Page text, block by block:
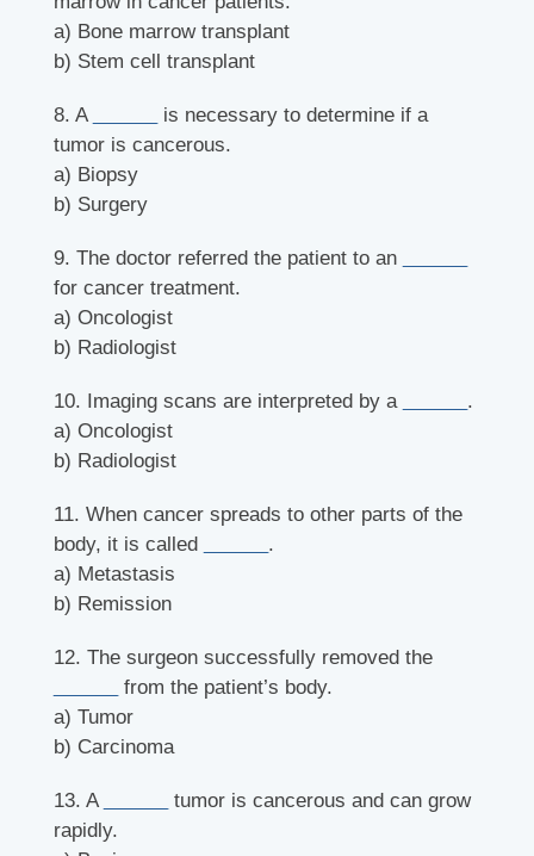
a) Bone marrow transplant
b) Stem cell transplant
8. A
is necessary to determine if a
tumor is cancerous.
a) Biopsy
b) Surgery
9. The doctor referred the patient to an
for cancer treatment.
a) Oncologist
b) Radiologist
10. Imaging scans are interpreted by a
.
a) Oncologist
b) Radiologist
11. When cancer spreads to other parts of the
body, it is called
.
a) Metastasis
b) Remission
12. The surgeon successfully removed the
from the patient’s body.
a) Tumor
b) Carcinoma
13. A
tumor is cancerous and can grow
rapidly.